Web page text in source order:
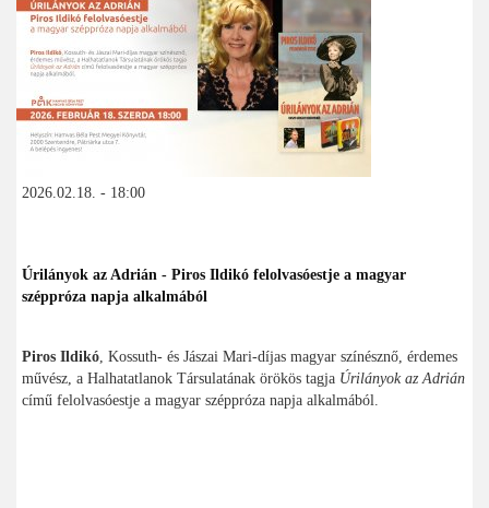
2026.02.18. - 18:00
Úrilányok az Adrián - Piros Ildikó felolvasóestje a magyar
széppróza napja alkalmából
Piros Ildikó, Kossuth- és Jászai Mari-díjas magyar színésznő, érdemes
művész, a Halhatatlanok Társulatának örökös tagja Úrilányok az Adrián
című felolvasóestje a magyar széppróza napja alkalmából.